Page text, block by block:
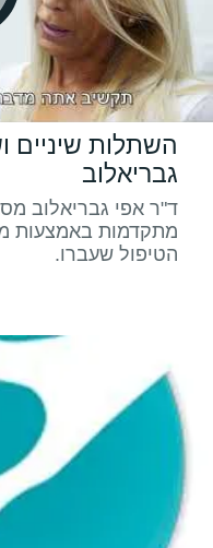
השתלות שיניים
גבריאלוב
ד"ר אפי גבריאלוב
מתקדמות באמצעות
הטיפול שעברו.